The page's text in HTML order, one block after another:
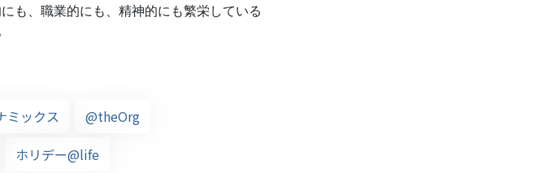
も、 職業的にも、精神的にも繁栄している
ミックス
@theOrg
ホリデー@life